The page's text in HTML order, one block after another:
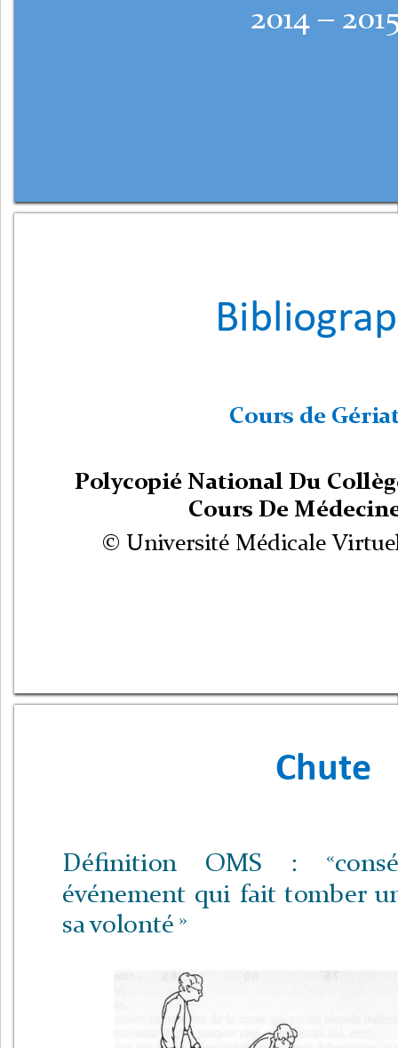
2014 –
Cours de
Polycopié National Du
Cours De
© Université Médicale
Définition OMS : «
événement qui fait tomber
savolonté »
Chute